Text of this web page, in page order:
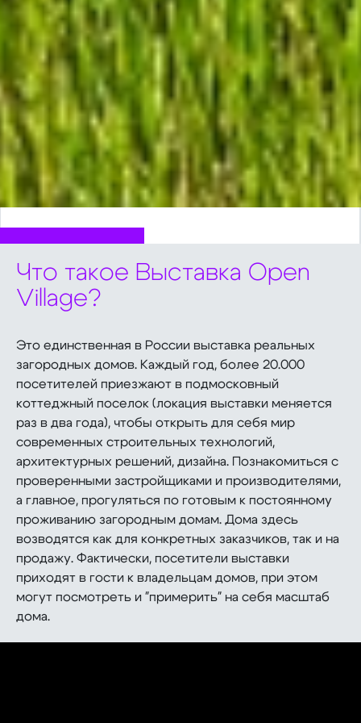
Что такое Выставка Open
Village?
Это единственная в России выставка реальных
загородных домов. Каждый год, более 20.000
посетителей приезжают в подмосковный
коттеджный поселок (локация выставки меняется
раз в два года), чтобы открыть для себя мир
современных строительных технологий,
архитектурных решений, дизайна. Познакомиться с
проверенными застройщиками и производителями,
а главное, прогуляться по готовым к постоянному
проживанию загородным домам. Дома здесь
возводятся как для конкретных заказчиков, так и на
продажу. Фактически, посетители выставки
приходят в гости к владельцам домов, при этом
могут посмотреть и "примерить" на себя масштаб
дома.